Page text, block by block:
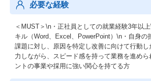
必要な経験
＜MUST＞\n・正社員としての就業経験3年以
キル（Word、Excel、PowerPoint）\n・自身の
課題に対し、原因を特定し改善に向けて行動
力しながら、スピード感を持って業務を進め
ントの事業や採用に強い関心を持てる方